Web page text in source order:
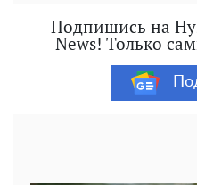
Подпишись на
News! Только